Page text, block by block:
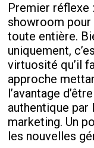
Premier réflexe
showroom
toute entière.
uniquement,
virtuosité qu’il
approche
l’avantage
authentique par
marketing. Un
les nouvelles